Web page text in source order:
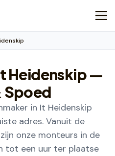
Heidenskip—
Spoed
in It Heidenskip
adres. Vanuit de
onze monteurs in de
tot een uur ter plaatse